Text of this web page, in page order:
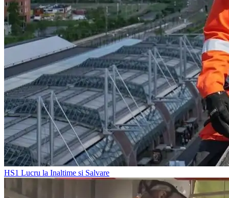
HS1 Lucru la Inaltime si Salvare